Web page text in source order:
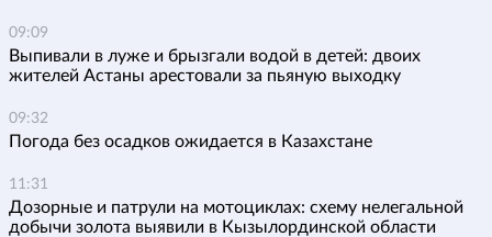
09:09
Выпивали в луже и брызгали водой в детей: двоих
жителей Астаны арестовали за пьяную выходку
09:32
Погода без осадков ожидается в Казахстане
11:31
Дозорные и патрули на мотоциклах: схему нелегальной
добычи золота выявили в Кызылординской области